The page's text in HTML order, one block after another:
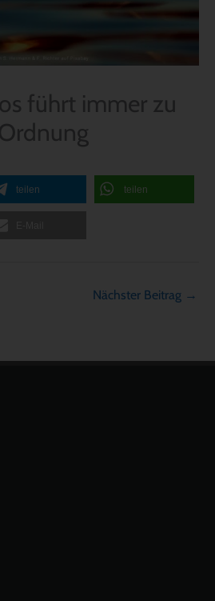
führt immer zu
teilen teilen
Nächster Beitrag →